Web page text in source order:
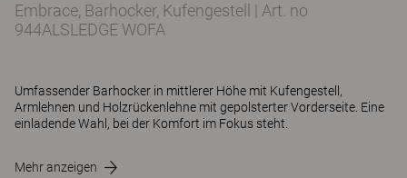
Embrace, Barhocker, Kufengestell | Art. no
944ALSLEDGE WOFA
Umfassender Barhocker in mittlerer Höhe mit Kufengestell,
Armlehnen und Holzrückenlehne mit gepolsterter Vorderseite. Eine
einladende Wahl, bei der Komfort im Fokus steht.
Mehr anzeigen